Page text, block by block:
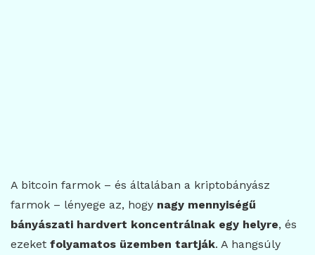
A bitcoin farmok – és általában a kriptobányász
farmok – lényege az, hogy nagy mennyiségű
bányászati hardvert koncentrálnak egy helyre, és
ezeket folyamatos üzemben tartják. A hangsúly